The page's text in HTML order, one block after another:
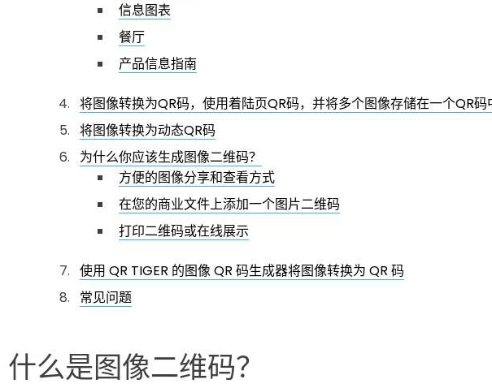
信息图表
餐厅
产品信息指南
将图像转换为QR码，使用着陆页QR码，并将多个图像存储在一个QR码
将图像转换为动态QR码
为什么你应该生成图像二维码？
方便的图像分享和查看方式
在您的商业文件上添加一个图片二维码
打印二维码或在线展示
使用 QR TIGER 的图像 QR 码生成器将图像转换为 QR 码
常见问题
什么是图像二维码？